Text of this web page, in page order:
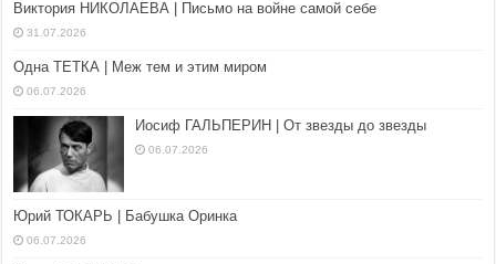
Виктория НИКОЛАЕВА | Письмо на войне самой себе
31.07.2026
Одна ТЕТКА | Меж тем и этим миром
06.07.2026
Иосиф ГАЛЬПЕРИН | От звезды до звезды
06.07.2026
Юрий ТОКАРЬ | Бабушка Оринка
06.07.2026